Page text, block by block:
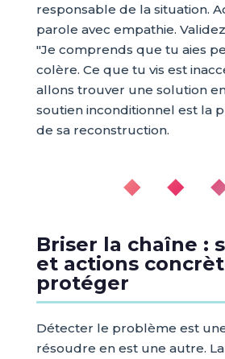
responsable de la situation.
parole avec empathie.
"Je comprends que tu aies
colère. Ce que tu vis est
allons trouver une solution
soutien inconditionnel est la
de sa reconstruction.
◆ ◆
Briser la chaîne :
et actions
protéger
Détecter le problème est
résoudre en est une autre.